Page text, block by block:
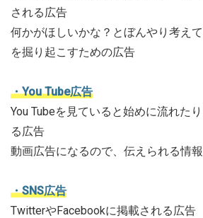
される広告
何かがほしいかな？とぼんやり考え
を掘り起こすための広告
・You Tube広告
You Tubeを見ていると始めに流れた
る広告
動画広告になるので、伝えられる情
・SNS広告
TwitterやFacebookに掲載される広告